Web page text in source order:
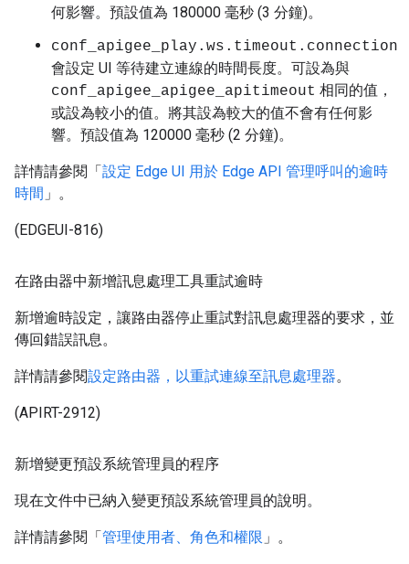
何影響。預設值為 180000 毫秒 (3 分鐘)。
conf_apigee_play.ws.timeout.connection
會設定 UI 等待建立連線的時間長度。可設為與
conf_apigee_apigee_apitimeout 相同的值，
或設為較小的值。將其設為較大的值不會有任何影
響。預設值為 120000 毫秒 (2 分鐘)。
詳情請參閱「設定 Edge UI 用於 Edge API 管理呼叫的逾時
時間 」。
(EDGEUI-816)
在路由器中新增訊息處理工具重試逾時
新增逾時設定，讓路由器停止重試對訊息處理器的要求，並
傳回錯誤訊息。
詳情請參閱設定路由器，以重試連線至訊息處理器。
(APIRT-2912)
新增變更預設系統管理員的程序
現在文件中已納入變更預設系統管理員的說明。
詳情請參閱「管理使用者、角色和權限 」。